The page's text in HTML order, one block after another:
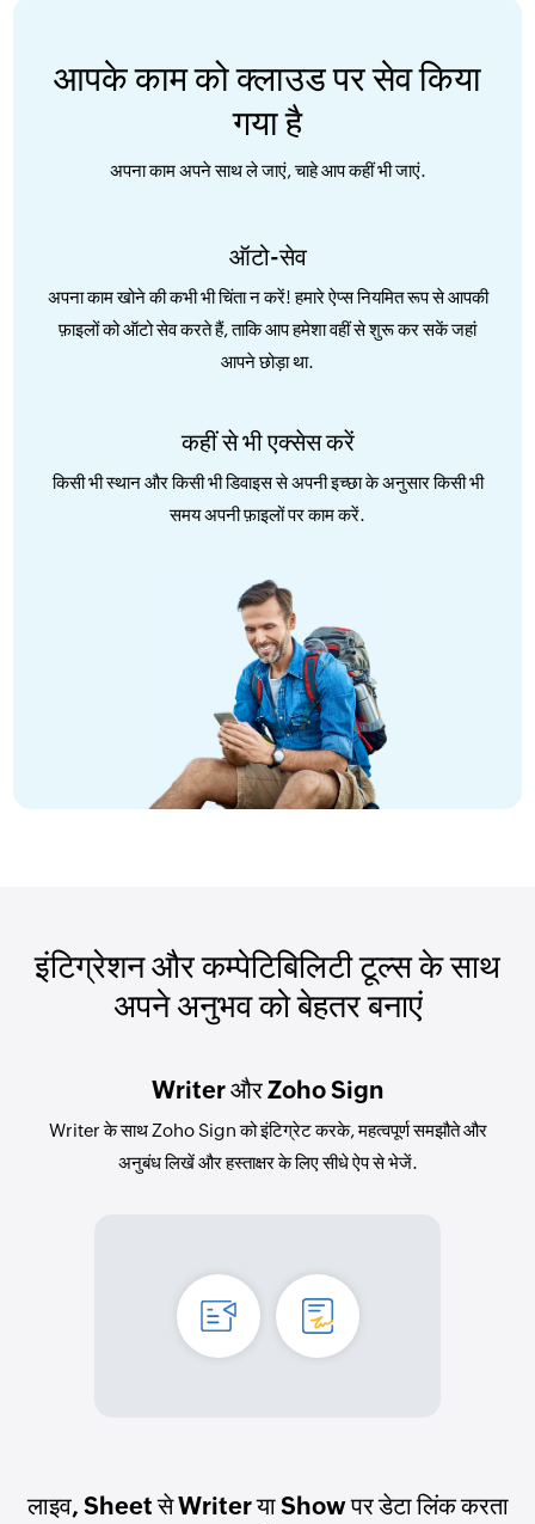
आपके काम को क्लाउड पर सेव किया
गया है
अपना काम अपने साथ ले जाएं, चाहे आप कहीं भी जाएं.
ऑटो-सेव
अपना काम खोने की कभी भी चिंता न करें! हमारे ऐप्स नियमित रूप से आपकी
फ़ाइलों को ऑटो सेव करते हैं, ताकि आप हमेशा वहीं से शुरू कर सकें जहां
आपने छोड़ा था.
कहीं से भी एक्सेस करें
किसी भी स्थान और किसी भी डिवाइस से अपनी इच्छा के अनुसार किसी भी
समय अपनी फ़ाइलों पर काम करें.
इंटिग्रेशन और कम्पेटिबिलिटी टूल्स के साथ
अपने अनुभव को बेहतर बनाएं
Writer और Zoho Sign
Writer के साथ Zoho Sign को इंटिग्रेट करके, महत्वपूर्ण समझौते और
अनुबंध लिखें और हस्ताक्षर के लिए सीधे ऐप से भेजें.
लाइव, Sheet से Writer या Show पर डेटा लिंक करता